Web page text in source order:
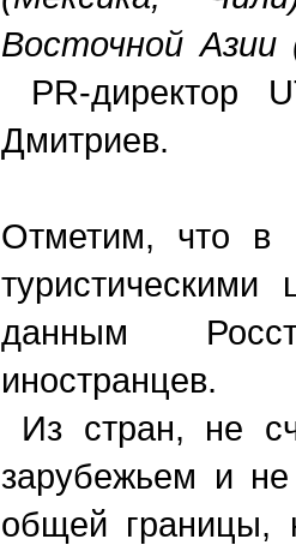
Восточной Азии
PR-директор
Дмитриев.
Отметим, что в
данным
иностранцев.
Из стран, не
зарубежьем и
общей границы,